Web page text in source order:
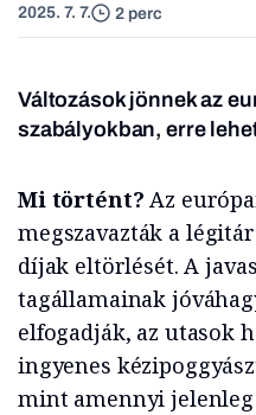
2025. 7. 7. 2 perc
Változások jönnek az
szabályokban, erre
Mi történt? Az
megszavazták a
díjak eltörlését. A
tagállamainak
elfogadják, az utasok
ingyenes
mint amennyi jelenleg